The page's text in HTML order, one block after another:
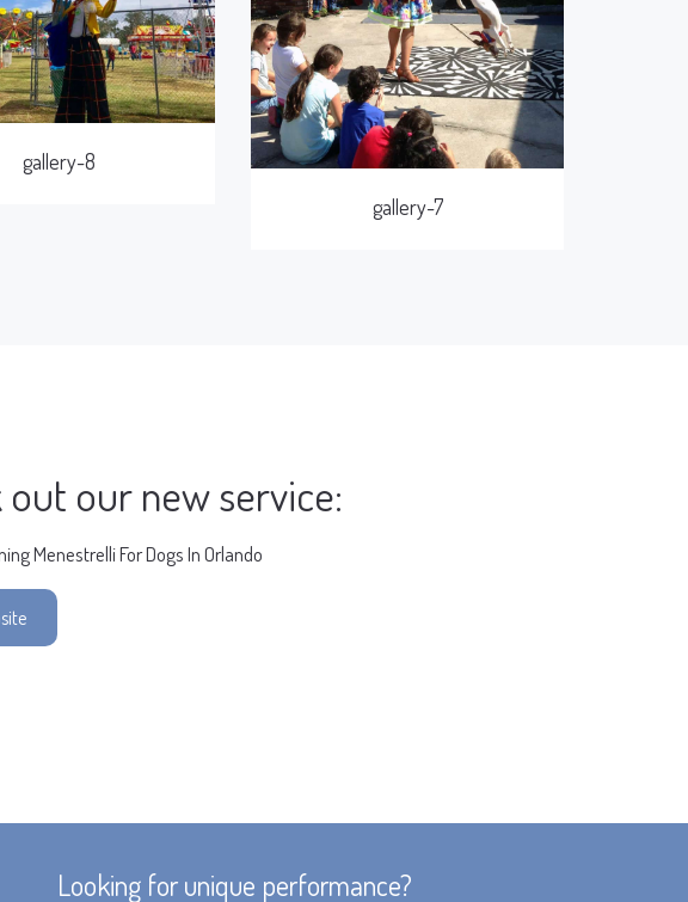
gallery-8
gallery-7
out our new service:
Menestrelli For Dogs In Orlando
Looking for unique performance?